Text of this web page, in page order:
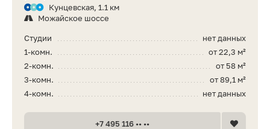
Кунцевская, 1.1 км
Можайское шоссе
нет данных
Студии
от 22,3 м²
1-комн.
от 58 м²
2-комн.
от 89,1 м²
3-комн.
нет данных
4-комн.
+7 495 116 •• ••